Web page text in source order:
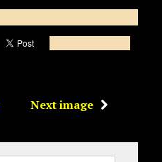
Next image